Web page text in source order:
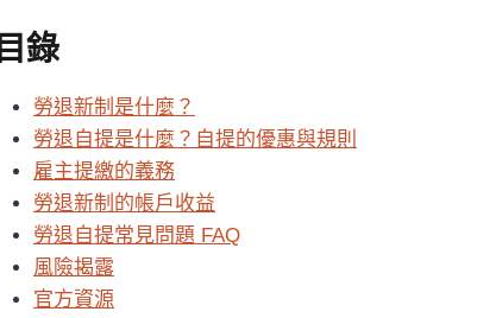
目錄
勞退新制是什麼？
勞退自提是什麼？自提的優惠與規則
雇主提繳的義務
勞退新制的帳戶收益
勞退自提常見問題 FAQ
風險揭露
官方資源